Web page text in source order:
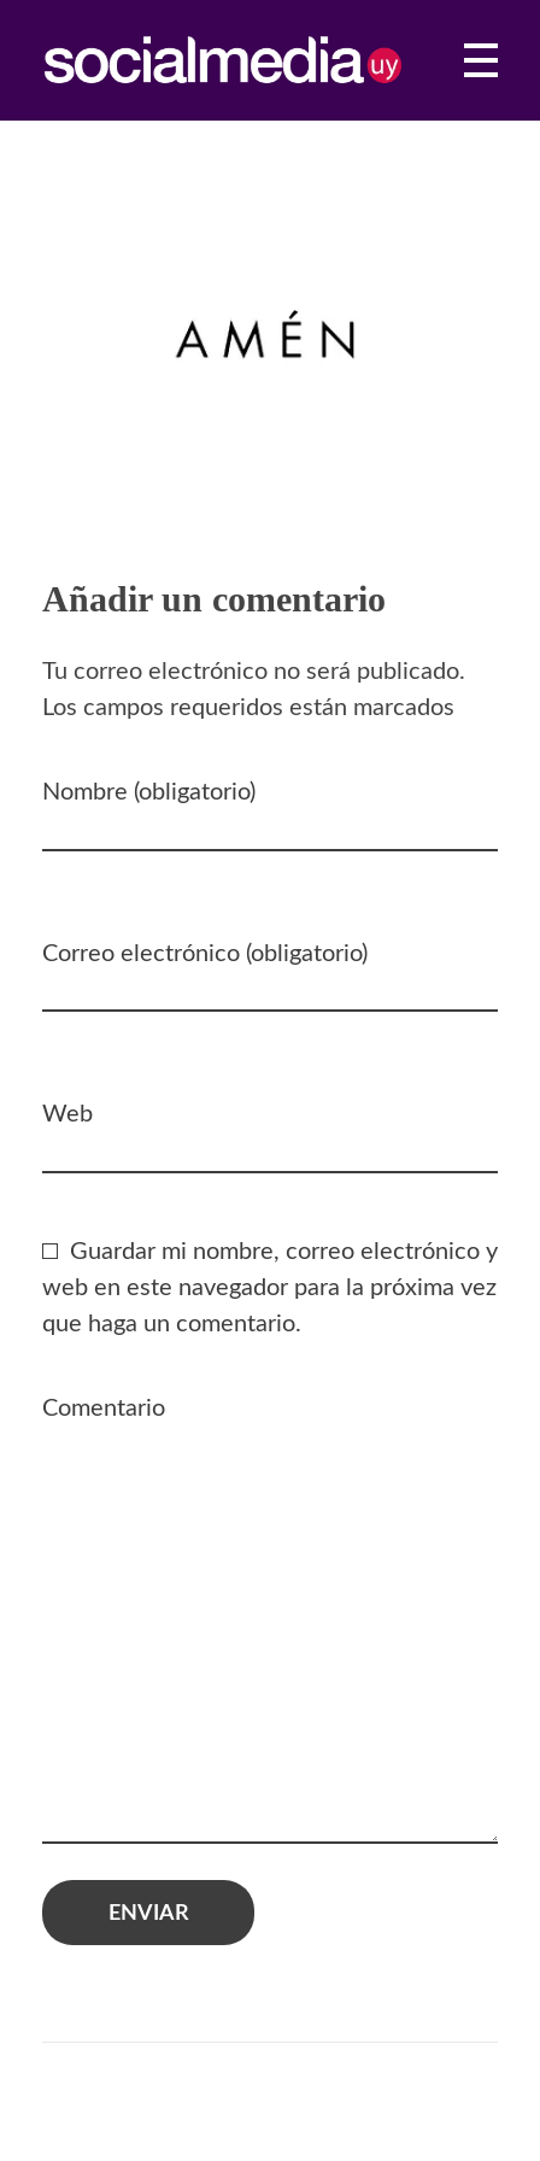
Social Media UY
Construimos tu presencia Web
Añadir un comentario
Tu correo electrónico no será publicado.
Los campos requeridos están marcados
Nombre (obligatorio)
Correo electrónico (obligatorio)
Web
Guardar mi nombre, correo electrónico y
web en este navegador para la próxima vez
que haga un comentario.
Comentario